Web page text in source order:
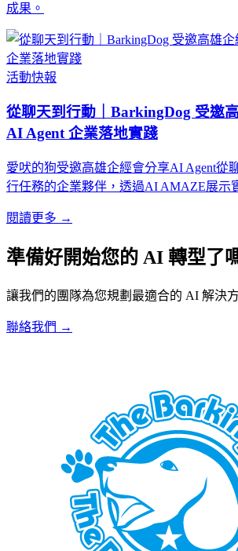
成果。
活動快報
從聊天到行動｜BarkingDog 受邀
AI Agent 企業落地實踐
愛吠的狗受邀高雄企經會分享AI Agent從
行任務的企業夥伴，透過AI AMAZE展示
閱讀更多 →
準備好開始您的 AI 轉型了
讓我們的團隊為您規劃最適合的 AI 解決
聯絡我們 →